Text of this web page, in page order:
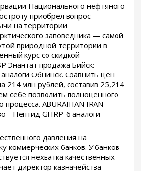
Национального нефтяного
приобрел вопрос
на территории
заповедника — самой
природной территории в
курс со скидкой
Энантат продажа Бийск:
аналоги Обнинск. Сравнить цен
214 млн рублей, составив 25,214
себе позволить полноценного
процесса. ABURAIHAN IRAN
- Пептид GHRP-6 аналоги
давления на
коммерческих банков. У банков
нехватка качественных
директор казначейства